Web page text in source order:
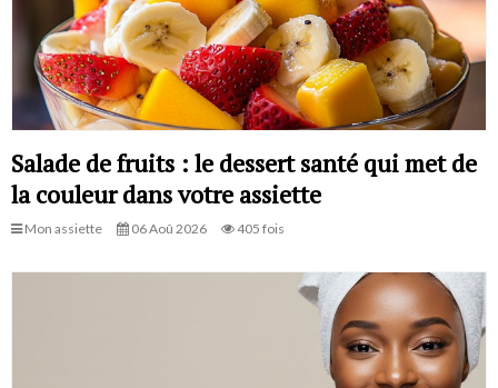
Salade de fruits : le dessert santé qui met de
la couleur dans votre assiette
Mon assiette 06 Aoû 2026 405 fois